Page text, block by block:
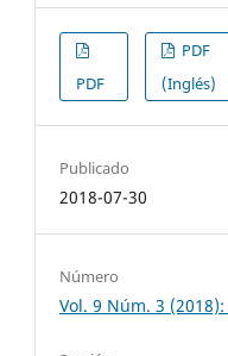
PDF
PDF
(Inglés)
Publicado
2018-07-30
Número
Vol. 9 Núm. 3